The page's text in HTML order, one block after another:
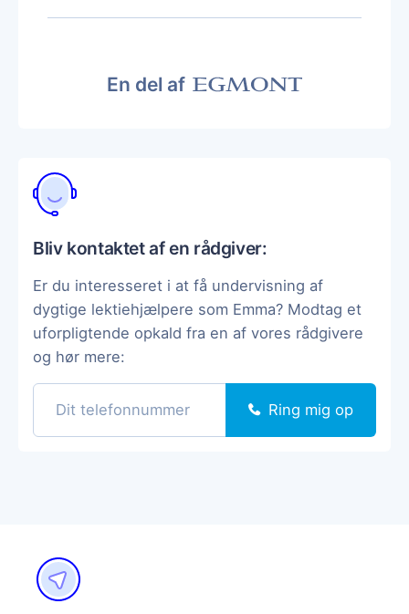
En del af
Bliv kontaktet af en rådgiver:
Er du interesseret i at få undervisning af
dygtige lektiehjælpere som Emma? Modtag et
uforpligtende opkald fra en af vores rådgivere
og hør mere:
Ring mig op